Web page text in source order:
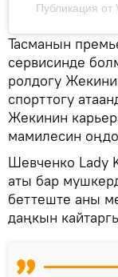
Публикация от
Тасманын
сервисинде
ролдогу
спорттогу
Жекинин
мамилесин
Шевченко Lady
аты бар
беттеште аны
даңкын